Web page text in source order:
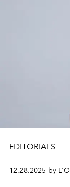
EDITORIALS
12.28.2025 by